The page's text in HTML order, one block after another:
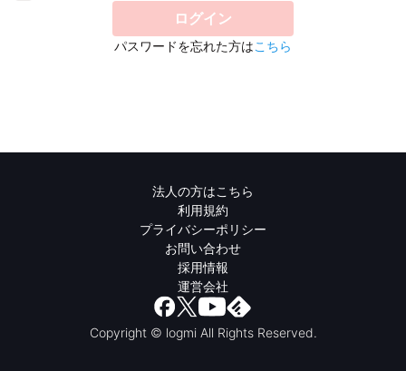
ログイン
パスワードを忘れた方はこちら
法人の方はこちら
利用規約
プライバシーポリシー
お問い合わせ
採用情報
運営会社
Copyright © logmi All Rights Reserved.